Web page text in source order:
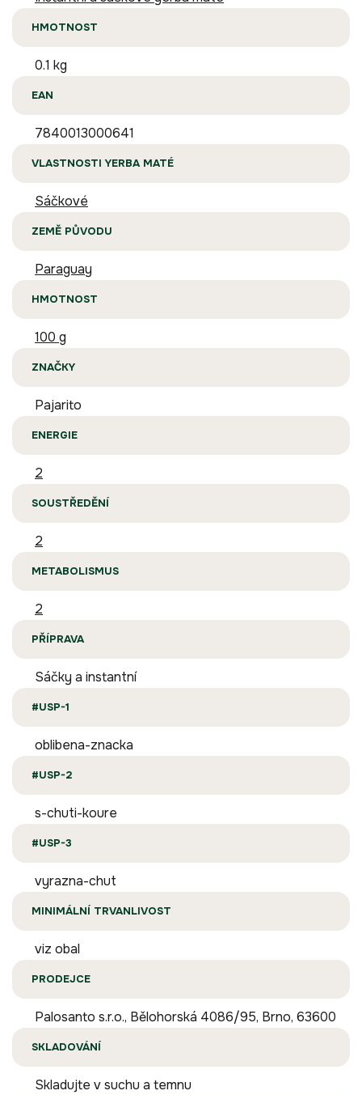
HMOTNOST
0.1 kg
EAN
7840013000641
VLASTNOSTI YERBA MATÉ
Sáčkové
ZEMĚ PŮVODU
Paraguay
HMOTNOST
100 g
ZNAČKY
Pajarito
ENERGIE
2
SOUSTŘEDĚNÍ
2
METABOLISMUS
2
PŘÍPRAVA
Sáčky a instantní
#USP-1
oblibena-znacka
#USP-2
s-chuti-koure
#USP-3
vyrazna-chut
MINIMÁLNÍ TRVANLIVOST
viz obal
PRODEJCE
Palosanto s.r.o., Bělohorská 4086/95, Brno, 63600
SKLADOVÁNÍ
Skladujte v suchu a temnu